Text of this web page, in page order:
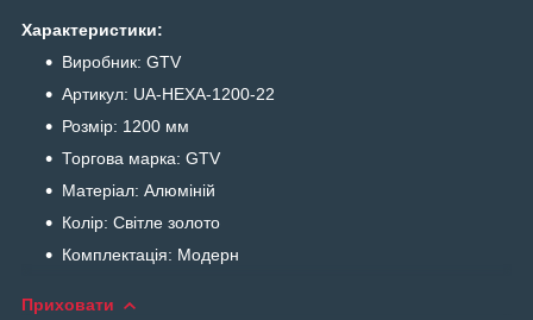
Характеристики:
Виробник: GTV
Артикул: UA-HEXA-1200-22
Розмір: 1200 мм
Торгова марка: GTV
Матеріал: Алюміній
Колір: Світле золото
Комплектація: Модерн
Приховати